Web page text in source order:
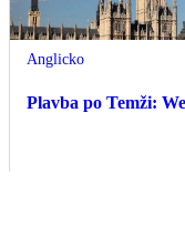
Anglicko
Plavba po Temži: